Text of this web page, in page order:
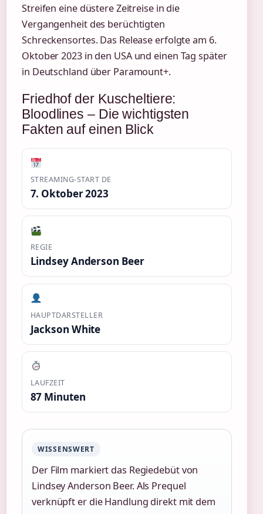
Streifen eine düstere Zeitreise in die
Vergangenheit des berüchtigten
Schreckensortes. Das Release erfolgte am 6.
Oktober 2023 in den USA und einen Tag später
in Deutschland über Paramount+.
Friedhof der Kuscheltiere:
Bloodlines – Die wichtigsten
Fakten auf einen Blick
STREAMING-START DE
7. Oktober 2023
REGIE
Lindsey Anderson Beer
HAUPTDARSTELLER
Jackson White
LAUFZEIT
87 Minuten
WISSENSWERT
Der Film markiert das Regiedebüt von
Lindsey Anderson Beer. Als Prequel
verknüpft er die Handlung direkt mit dem